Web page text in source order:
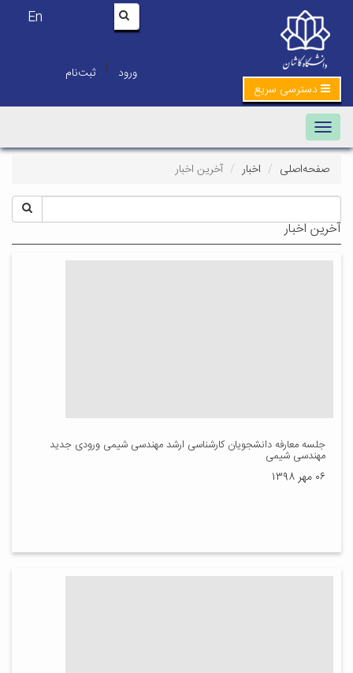
En
ورود | ثبت‌نام
دسترسی سریع
Toggle navigation
صفحه‌اصلی اخبار آخرین اخبار
آخرین اخبار
جلسه معارفه دانشجویان کارشناسی ارشد مهندسی شیمی ورودی جدید
مهندسی شیمی
۰۶ مهر ۱۳۹۸